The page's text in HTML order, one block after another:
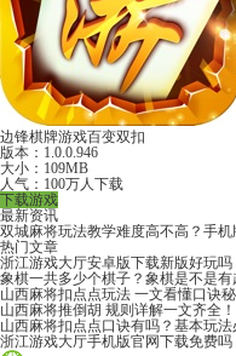
边锋棋牌游戏百变双扣
版本：1.0.0.946
大小：109MB
人气：100万人下载
下载游戏
最新资讯
双城麻将玩法教学难度高不高？手
热门文章
浙江游戏大厅安卓版下载新版好玩
象棋一共多少个棋子？象棋是不是有
山西麻将扣点点玩法 一文看懂口诀秘
山西麻将推倒胡 规则详解一文齐全！
山西麻将扣点点口诀有吗？基本玩法
浙江游戏大厅手机版官网下载免费